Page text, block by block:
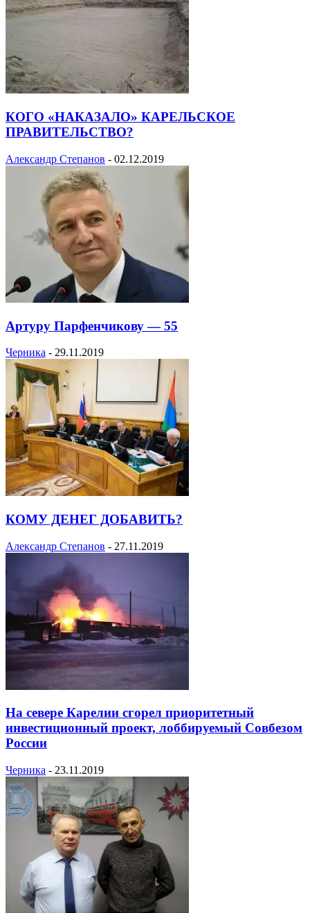
КОГО «НАКАЗАЛО» КАРЕЛЬСКОЕ
ПРАВИТЕЛЬСТВО?
Александр Степанов - 02.12.2019
Артуру Парфенчикову — 55
Черника - 29.11.2019
КОМУ ДЕНЕГ ДОБАВИТЬ?
Александр Степанов - 27.11.2019
На севере Карелии сгорел приоритетный
инвестиционный проект, лоббируемый Совбезом
России
Черника - 23.11.2019